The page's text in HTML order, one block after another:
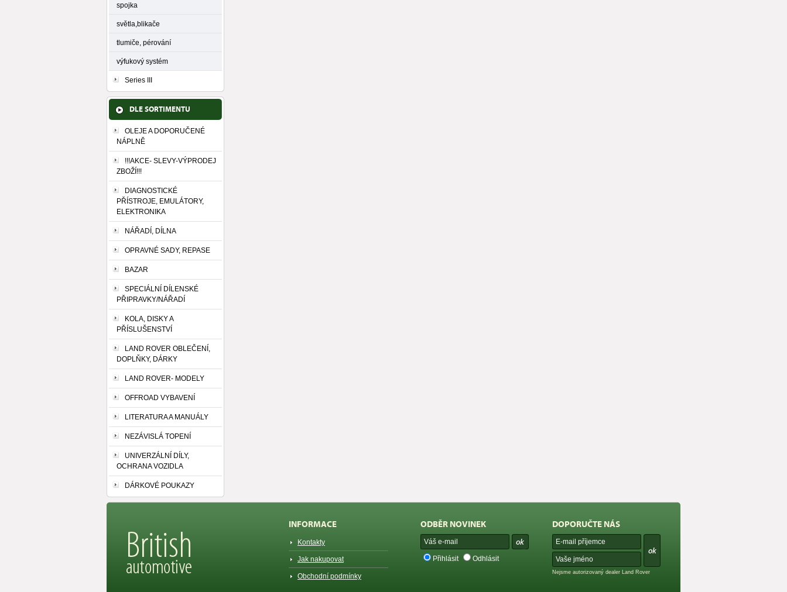
spojka
světla,blikače
tlumiče, pérování
výfukový systém
Series III
DLE SORTIMENTU
OLEJE A DOPORUČENÉ
NÁPLNĚ
!!!AKCE- SLEVY-VÝPRODEJ
ZBOŽÍ!!!
DIAGNOSTICKÉ
PŘÍSTROJE, EMULÁTORY,
ELEKTRONIKA
NÁŘADÍ, DÍLNA
OPRAVNÉ SADY, REPASE
BAZAR
SPECIÁLNÍ DÍLENSKÉ
PŘIPRAVKY/NÁŘADÍ
KOLA, DISKY A
PŘÍSLUŠENSTVÍ
LAND ROVER OBLEČENÍ,
DOPLŇKY, DÁRKY
LAND ROVER- MODELY
OFFROAD VYBAVENÍ
LITERATURA A MANUÁLY
NEZÁVISLÁ TOPENÍ
UNIVERZÁLNÍ DÍLY,
OCHRANA VOZIDLA
DÁRKOVÉ POUKAZY
INFORMACE
Kontakty
Jak nakupovat
Obchodní podmínky
ODBĚR NOVINEK
Přihlásit Odhlásit
DOPORUČTE NÁS
Nejsme autorizovaný dealer Land Rover